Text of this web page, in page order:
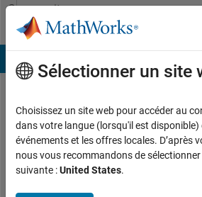
Passer au contenu
Community
Profile
Daniel
Boateng
Actif
Sélectionner un site
Choisissez un site web pour accéder au
dans votre langue (lorsqu'il est disponible)
événements et les offres locales. D’après
nous vous recommandons de
suivante :United States.